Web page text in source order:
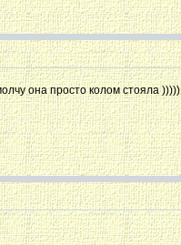
она просто колом стояла )))))